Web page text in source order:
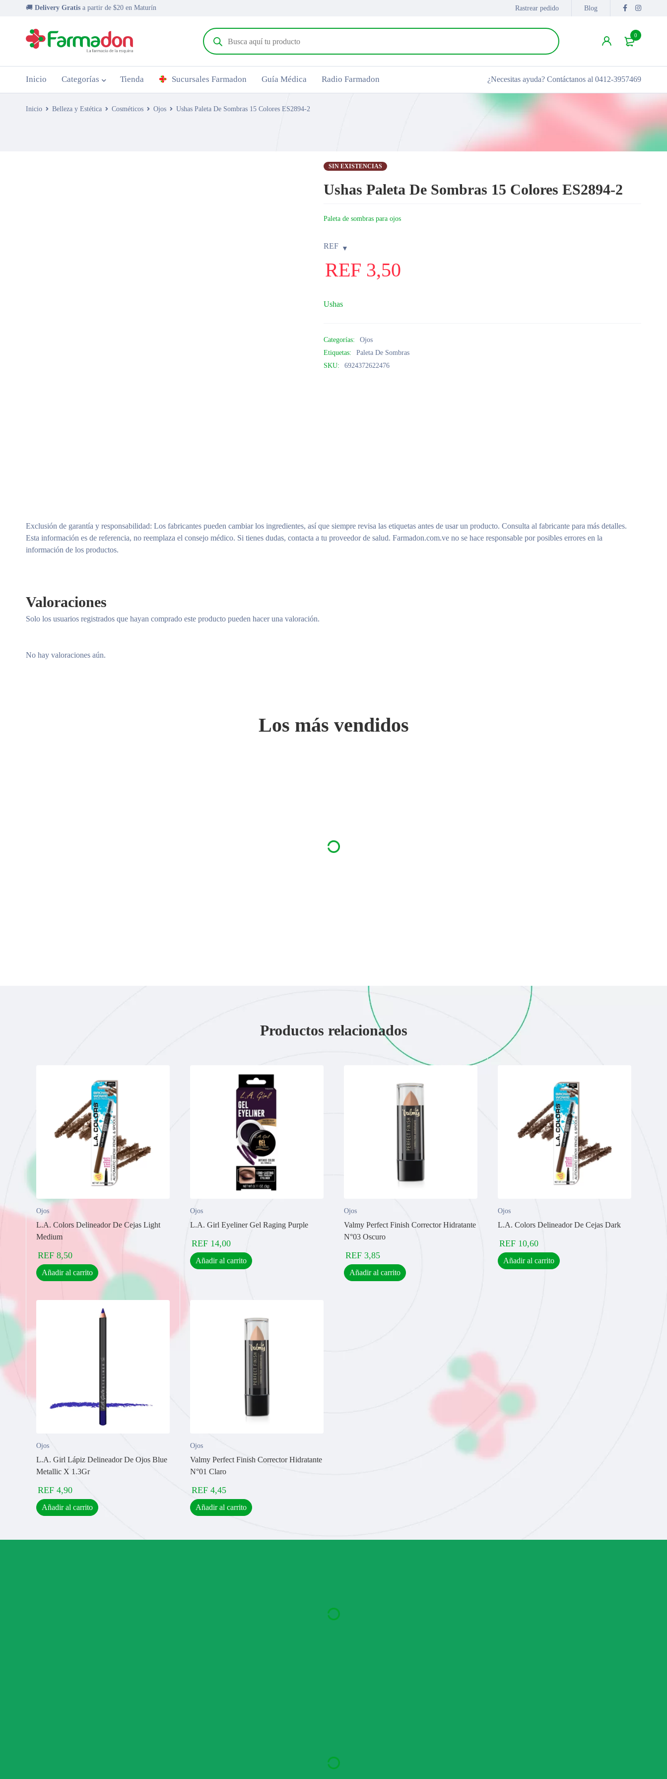
🚚 Delivery Gratis a partir de $20 en Maturín Rastrear pedido Blog
0
Inicio Categorías Tienda Sucursales Farmadon Guía Médica Radio Farmadon ¿Necesitas ayuda? Contáctanos al 0412-3957469
Inicio Belleza y Estética Cosméticos Ojos Ushas Paleta De Sombras 15 Colores ES2894-2
SIN EXISTENCIAS
Ushas Paleta De Sombras 15 Colores ES2894-2
Paleta de sombras para ojos
REF
REF 3,50
Ushas
Categorías:
Ojos
Etiquetas:
Paleta De Sombras
SKU:
6924372622476
Exclusión de garantía y responsabilidad: Los fabricantes pueden cambiar los ingredientes, así que siempre revisa las etiquetas antes de usar un producto. Consulta al fabricante para más detalles.
Esta información es de referencia, no reemplaza el consejo médico. Si tienes dudas, contacta a tu proveedor de salud. Farmadon.com.ve no se hace responsable por posibles errores en la
información de los productos.
Valoraciones
No hay valoraciones aún.
Solo los usuarios registrados que hayan comprado este producto pueden hacer una valoración.
Los más vendidos
Productos relacionados
Ojos
L.A. Colors Delineador De Cejas Light
Medium
REF 8,50
Añadir al carrito
Ojos
L.A. Girl Eyeliner Gel Raging Purple
REF 14,00
Añadir al carrito
Ojos
Valmy Perfect Finish Corrector Hidratante
N°03 Oscuro
REF 3,85
Añadir al carrito
Ojos
L.A. Colors Delineador De Cejas Dark
REF 10,60
Añadir al carrito
Ojos
L.A. Girl Lápiz Delineador De Ojos Blue
Metallic X 1.3Gr
REF 4,90
Añadir al carrito
Ojos
Valmy Perfect Finish Corrector Hidratante
N°01 Claro
REF 4,45
Añadir al carrito